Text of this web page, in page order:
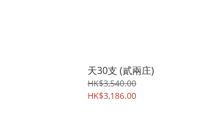
天30支 (貳兩庄)
HK$3,540.00
HK$3,186.00